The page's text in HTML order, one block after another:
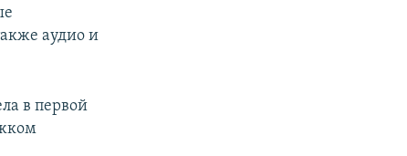
аудио и
в первой